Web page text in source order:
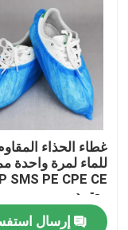
جولة في المعمل
مراقبة الجودة
اتصل بنا
اطلب اقتباس
ملابس واقية
غطاء الحذاء
للماء لمرة واحدة
SMS PE CPE CE
معتمد
إرسال